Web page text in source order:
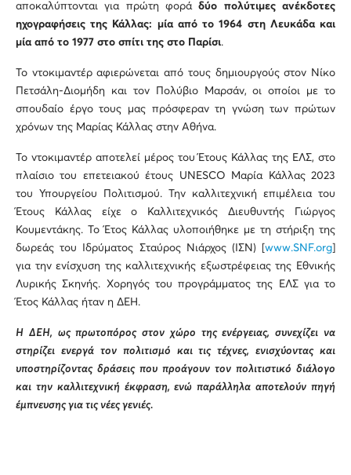
αποκαλύπτονται για πρώτη φοράδύο πολύτιμες ανέκδοτες
ηχογραφήσεις της Κάλλας: μία από το 1964 στη Λευκάδα και
μία από το 1977 στο σπίτι της στο Παρίσι.
Το ντοκιμαντέρ αφιερώνεται από τους δημιουργούς στον Νίκο
Πετσάλη-Διομήδη και τον Πολύβιο Μαρσάν, οι οποίοι με το
σπουδαίο έργο τους μας πρόσφεραν τη γνώση των πρώτων
χρόνων της Μαρίας Κάλλας στην Αθήνα.
Το ντοκιμαντέρ αποτελεί μέρος του Έτους Κάλλας της ΕΛΣ, στο
πλαίσιο του επετειακού έτους UNESCO Μαρία Κάλλας 2023
του Υπουργείου Πολιτισμού. Την καλλιτεχνική επιμέλεια του
Έτους Κάλλας είχε ο Καλλιτεχνικός Διευθυντής Γιώργος
Κουμεντάκης. Το Έτος Κάλλας υλοποιήθηκε με τη στήριξη της
δωρεάς του Ιδρύματος Σταύρος Νιάρχος (ΙΣΝ) [ www.SNF.org
για την ενίσχυση της καλλιτεχνικής εξωστρέφειας της Εθνικής
Λυρικής Σκηνής. Χορηγός του προγράμματος της ΕΛΣ για το
Έτος Κάλλας ήταν η ΔΕΗ.
Η ΔΕΗ, ως πρωτοπόρος στον χώρο της ενέργειας, συνεχίζει να
στηρίζει ενεργά τον πολιτισμό και τις τέχνες, ενισχύοντας και
υποστηρίζοντας δράσεις που προάγουν τον πολιτιστικό διάλογο
και την καλλιτεχνική έκφραση, ενώ παράλληλα αποτελούν πηγή
έμπνευσης για τις νέες γενιές.